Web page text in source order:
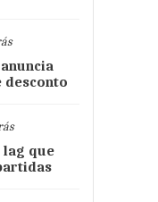
desconto
lag que